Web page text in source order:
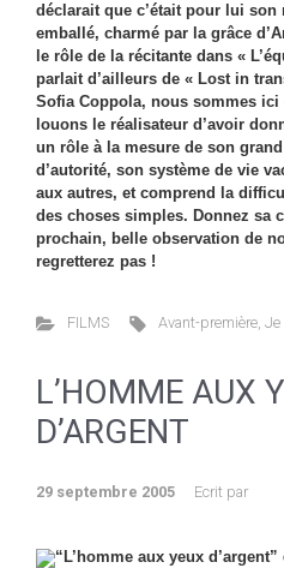
déclarait que c’était pour lui
emballé, charmé par la grâce
le rôle de la récitante dans «
parlait d’ailleurs de « Lost in
Sofia Coppola, nous sommes
louons le réalisateur d’avoir
un rôle à la mesure de son
d’autorité, son système de vie
aux autres, et comprend la
des choses simples. Donnez sa
prochain, belle observation de
regretterez pas !
FILMS Avant-première,Je
L’HOMME AUX
D’ARGENT
29 septembre 2005 Ecrit par
“L’homme aux yeux